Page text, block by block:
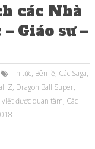
các Nhà
Giáo sư –
Tin tức, Bên lề, Các Saga,
Z, Dragon Ball Super,
viết được quan tâm, Các